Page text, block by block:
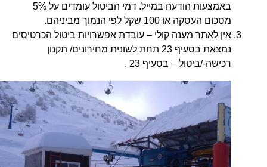
באמצעות הודעה במייל. דמי הביטול עומדים על 5%
מסכום העסקה או 100 שקל לפי הנמוך מביניהם.
אין לאתר מענה קולי – עובדת אפשרויות ביטול הכרטיסים
נמצאת בסעיף 23 תחת לשונית מחירונים/ תקנון
רכישה-/ביטול – בסעיף 23 .